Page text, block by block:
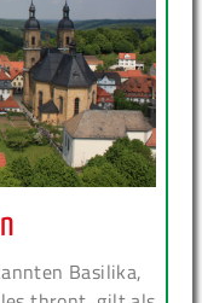
Basilika,